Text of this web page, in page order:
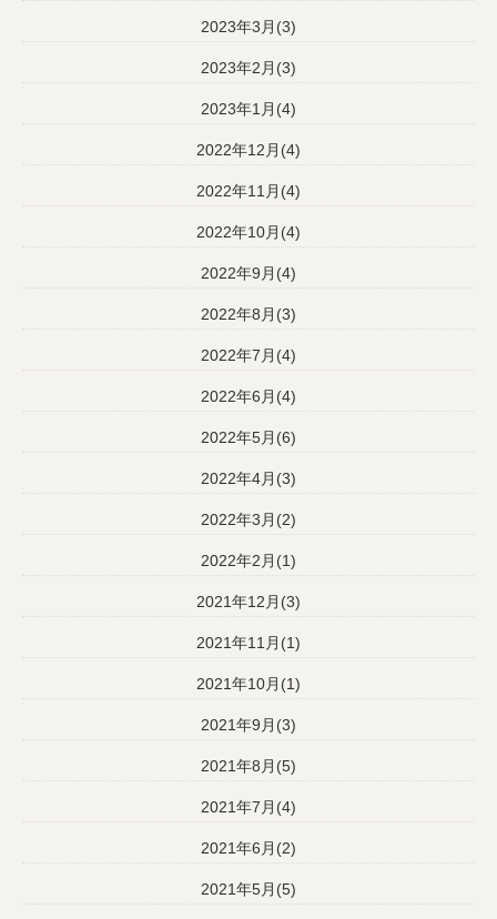
2023年3月(3)
2023年2月(3)
2023年1月(4)
2022年12月(4)
2022年11月(4)
2022年10月(4)
2022年9月(4)
2022年8月(3)
2022年7月(4)
2022年6月(4)
2022年5月(6)
2022年4月(3)
2022年3月(2)
2022年2月(1)
2021年12月(3)
2021年11月(1)
2021年10月(1)
2021年9月(3)
2021年8月(5)
2021年7月(4)
2021年6月(2)
2021年5月(5)